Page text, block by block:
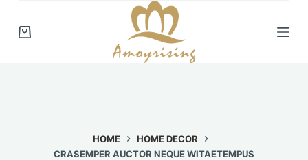
k
HOME
HOME DECOR
CRASEMPER AUCTOR NEQUE WITAETEMPUS